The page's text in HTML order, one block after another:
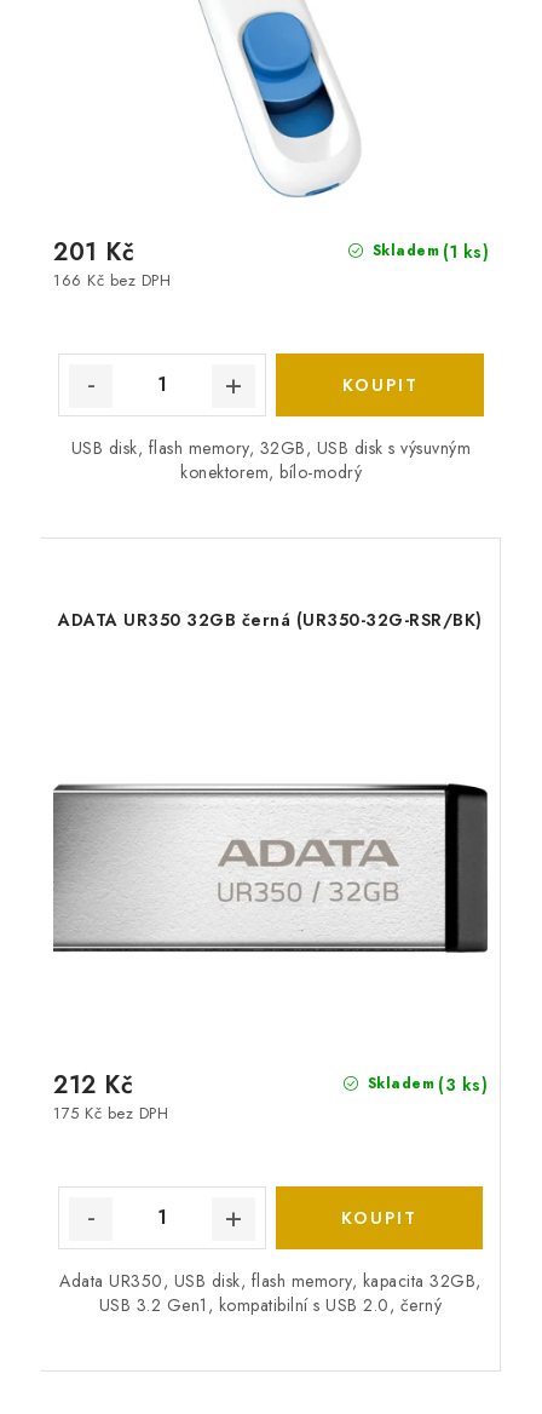
Skladem (1 ks)
166 Kč bez DPH
201 Kč
USB disk, flash memory, 32GB, USB disk s výsuvným
konektorem, bílo-modrý
ADATA UR350 32GB černá (UR350-32G-RSR/BK)
Skladem (3 ks)
175 Kč bez DPH
212 Kč
Adata UR350, USB disk, flash memory, kapacita 32GB,
USB 3.2 Gen1, kompatibilní s USB 2.0, černý